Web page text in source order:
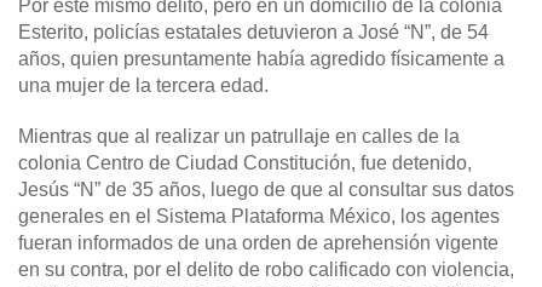
Por este mismo delito, pero en un domicilio de la colonia
Esterito, policías estatales detuvieron a José “N”, de 54
años, quien presuntamente había agredido físicamente a
una mujer de la tercera edad.
Mientras que al realizar un patrullaje en calles de la
colonia Centro de Ciudad Constitución, fue detenido,
Jesús “N” de 35 años, luego de que al consultar sus datos
generales en el Sistema Plataforma México, los agentes
fueran informados de una orden de aprehensión vigente
en su contra, por el delito de robo calificado con violencia,